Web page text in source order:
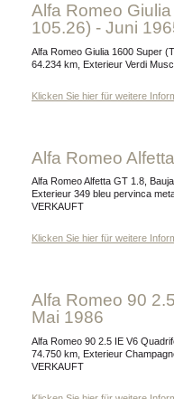
Alfa Romeo Giulia 1600 Super (Tipo
105.26) - Juni
Alfa Romeo Giulia 1600 Super (Tipo 105.26), Baujahr Juni 1965, Tachostand
64.234 km, Exterieur Verdi
Klicken Sie hier für weitere
Alfa Romeo
Alfa Romeo Alfetta GT 1.8, Baujahr Juni 1974, Tachostand 53.017 km,
Exterieur 349 bleu pervinca
VERKAUFT
Klicken Sie hier für weitere
Alfa Romeo 90 2.5 IE V6 Quadrifoglio Oro -
Mai 1986
Alfa Romeo 90 2.5 IE V6 Quadrifoglio Oro, Baujahr Mai 1986, Tachostand
74.750 km, Exterieur
VERKAUFT